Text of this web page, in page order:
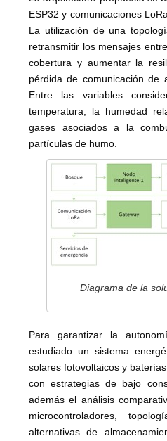
ESP32 y comunicaciones
La utilización de una
retransmitir los mensajes
cobertura y aumentar la
pérdida de comunicación de
Entre las variables
temperatura, la humedad
gases asociados a la
partículas de humo.
Diagrama de la
Para garantizar la
estudiado un sistema
solares fotovoltaicos y
con estrategias de bajo
además el análisis
microcontroladores,
alternativas de